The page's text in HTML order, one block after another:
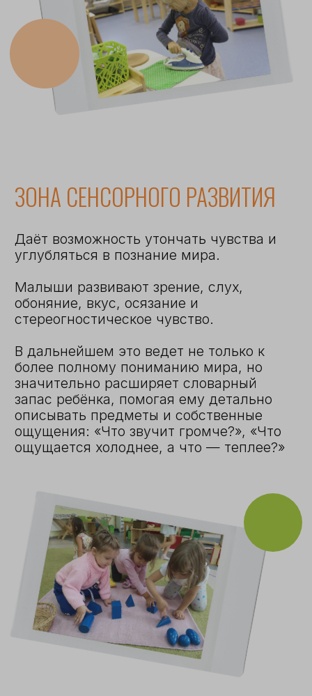
ЗОНА КОСМИЧЕСКОГО
ВОСПИТАНИЯ
Это разнообразная зона, которая
позволяет детям дошкольного возраста
познакомиться с науками. Она
включает в себя изучение географии,
биологии, зоологии, астрономии,
окружает.